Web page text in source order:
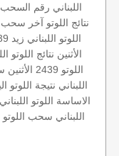
اللبناني رقم السحب
نتائج اللوتو آخر سحب
اللوتو اللبناني زيد 2439
الأثنين نتائج اللوتو
اللوتو 2439 الأثنين
اللبناني نتيجة اللوتو
الاساسة اللوتو
اللبناني سحب اللوتو